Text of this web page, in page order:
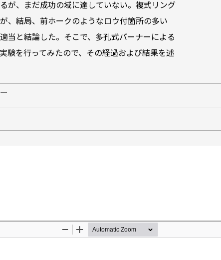
が、まだ成功の域に達していない。複式リング
、結局、前ホークのようなロウ付箇所の多い
当と結論した。そこで、多孔式バーナーによる
験を行ってみたので、その経過および結果を述